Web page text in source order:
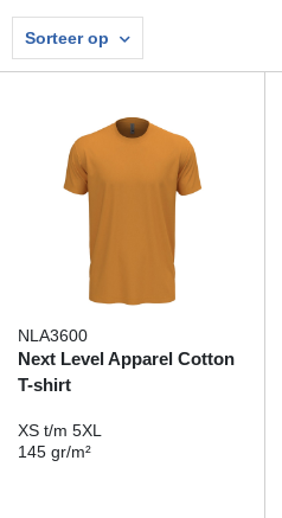
Sorteer op
NLA3600
Next Level Apparel Cotton
T-shirt
XS t/m 5XL
145 gr/m²